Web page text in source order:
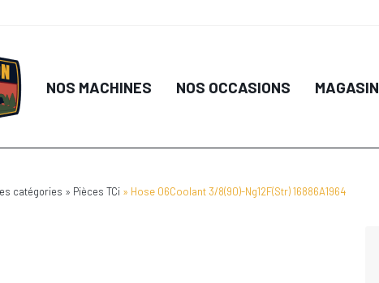
NOS MACHINES NOS OCCASIONS MAGASIN
catégories Pièces TCi Hose 06Coolant 3/8(90)-Ng12F(Str) 16886A1964